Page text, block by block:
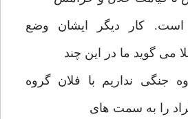
است. كار ديگر ايشان وضع
مى گويد ما در اين چند
جنگى نداريم با فلان گروه
را به سمت هاى